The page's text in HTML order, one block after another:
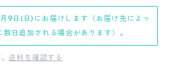
9日(日)にお届けします（お届け先によっ
日追加される場合があります）。
送料を確認する